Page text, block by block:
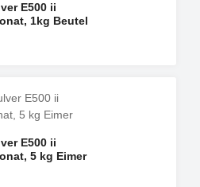
E500 ii
1kg Beutel
E500 ii
5 kg Eimer